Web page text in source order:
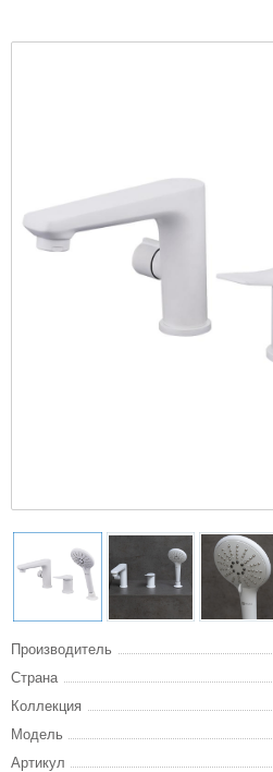
Производитель
Страна
Коллекция
Модель
Артикул